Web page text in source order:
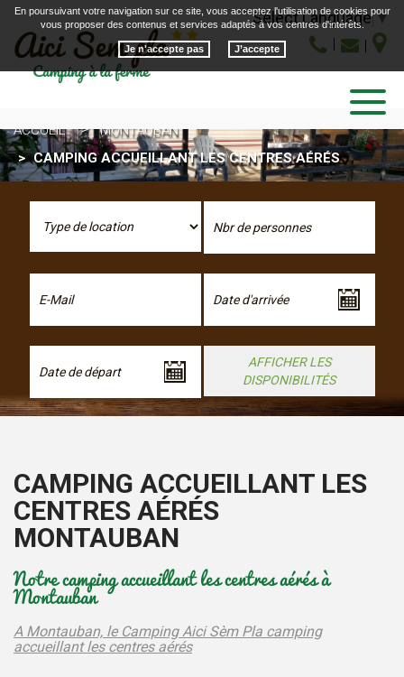
Select Language▼
Toggle
ACCUEIL
MONTAUBAN
CAMPING ACCUEILLANT LES CENTRES AÉRÉS
CAMPING ACCUEILLANT LES
CENTRES AÉRÉS
MONTAUBAN
Notre camping accueillant les centres aérés à
Montauban
A Montauban, le Camping Aici Sèm Pla camping
accueillant les centres aérés
En poursuivant votre navigation sur ce site, vous acceptez l'utilisation de cookies pour
vous proposer des contenus et services adaptés à vos centres d'intérêts.
Je n'accepte pas